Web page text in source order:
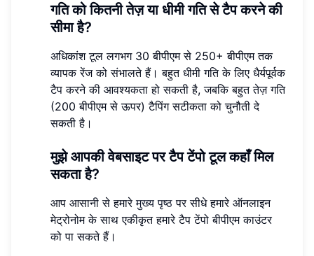
गति को कितनी तेज़ या धीमी गति से टैप करने की
सीमा है?
अधिकांश टूल लगभग 30 बीपीएम से 250+ बीपीएम तक
व्यापक रेंज को संभालते हैं। बहुत धीमी गति के लिए धैर्यपूर्वक
टैप करने की आवश्यकता हो सकती है, जबकि बहुत तेज़ गति
(200 बीपीएम से ऊपर) टैपिंग सटीकता को चुनौती दे
सकती है।
मुझे आपकी वेबसाइट पर टैप टेंपो टूल कहाँ मिल
सकता है?
आप आसानी से हमारेमुख्य पृष्ठ पर सीधे हमारे ऑनलाइन
मेट्रोनोम के साथ एकीकृत हमारे टैप टेंपो बीपीएम काउंटर
को पा सकते हैं।